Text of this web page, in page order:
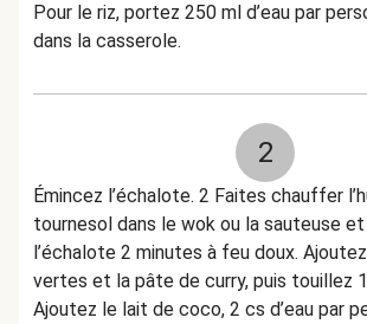
Pour le riz, portez 250 ml d’eau par
dans la casserole.
2
Émincez l’échalote. 2 Faites chauffer
tournesol dans le wok ou la sauteuse
l’échalote 2 minutes à feu doux.
vertes et la pâte de curry, puis touillez
Ajoutez le lait de coco, 2 cs d’eau par